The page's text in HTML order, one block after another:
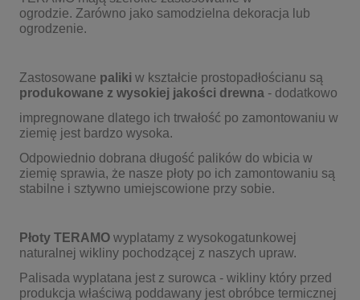
ogrodzie. Zarówno jako samodzielna dekoracja lub
ogrodzenie.
Zastosowane paliki w kształcie prostopadłościanu są
produkowane z wysokiej jakości drewna - dodatkowo
impregnowane dlatego ich trwałość po zamontowaniu w
ziemię jest bardzo wysoka.
Odpowiednio dobrana długość palików do wbicia w
ziemię sprawia, że nasze płoty po ich zamontowaniu są
stabilne i sztywno umiejscowione przy sobie.
Płoty TERAMO wyplatamy z wysokogatunkowej
naturalnej wikliny pochodzącej z naszych upraw.
Palisada wyplatana jest z surowca - wikliny który przed
produkcja właściwą poddawany jest obróbce termicznej